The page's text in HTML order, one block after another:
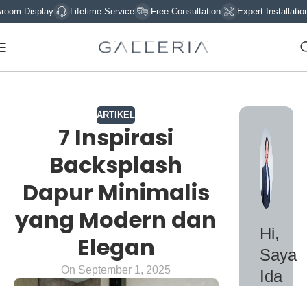
Lifetime Service Free Consultation Expert Installation Sign
ARTIKEL
7 Inspirasi
Backsplash
Dapur Minimalis
yang Modern dan
Elegan
On September 1, 2025
Hi,
Saya
Ida